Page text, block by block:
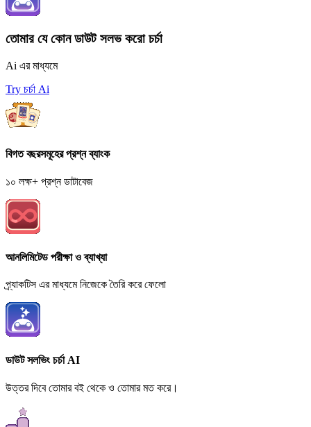
তোমার যে কোন ডাউট সলভ করো চর্চা
Ai এর মাধ্যমে
Try চর্চা Ai
বিগত বছরসমূহের প্রশ্ন ব্যাংক
১০ লক্ষ+ প্রশ্ন ডাটাবেজ
আনলিমিটেড পরীক্ষা ও ব্যাখ্যা
প্র্যাকটিস এর মাধ্যমে নিজেকে তৈরি করে ফেলো
ডাউট সলভিং চর্চা AI
উত্তর দিবে তোমার বই থেকে ও তোমার মত করে।